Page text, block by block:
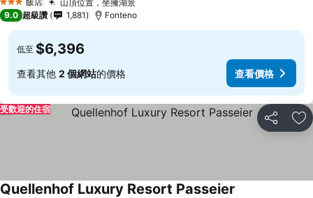
3 星級 山頂位置，坐擁湖景查看價格
9.0 超級讚 1,881 Fonteno
低至 $6,396
查看其他 2 個網站的價格 查看價格
分享 加
受歡迎的住宿
Quellenhof Luxury Resort Passeier